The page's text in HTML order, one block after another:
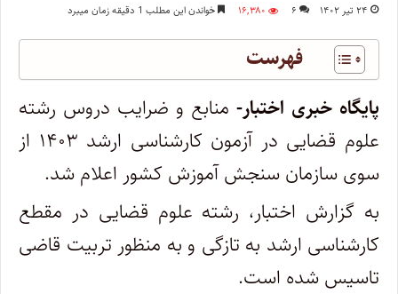
۲۴ تیر ۱۴۰۲ ۶ ۱۶,۳۸۰ خواندن این مطلب 1 دقیقه زمان میبرد
فهرست
پایگاه خبری اختبار- منابع و ضرایب دروس رشته
علوم قضایی در آزمون کارشناسی ارشد ۱۴۰۳ از
سوی سازمان سنجش آموزش کشور اعلام شد.
به گزارش اختبار، رشته علوم قضایی در مقطع
کارشناسی ارشد به تازگی و به منظور تربیت قاضی
تاسیس شده است.